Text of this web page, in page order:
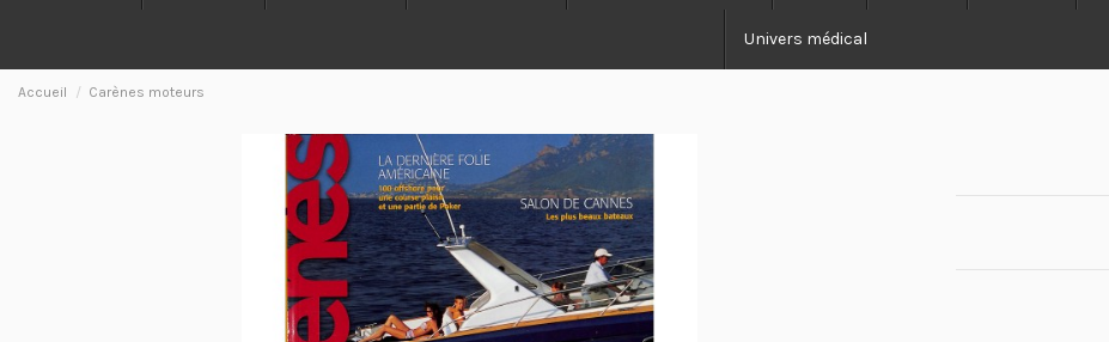
Univers médical
Accueil Carènes moteurs